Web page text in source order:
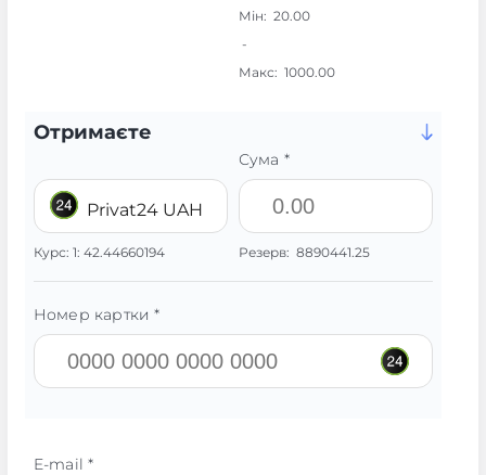
Мін: 20.00
-
Макс: 1000.00
Отримаєте
Privat24 UAH
Курс: 1: 42.44660194
Сума *
Резерв: 8890441.25
Номер картки *
E-mail *